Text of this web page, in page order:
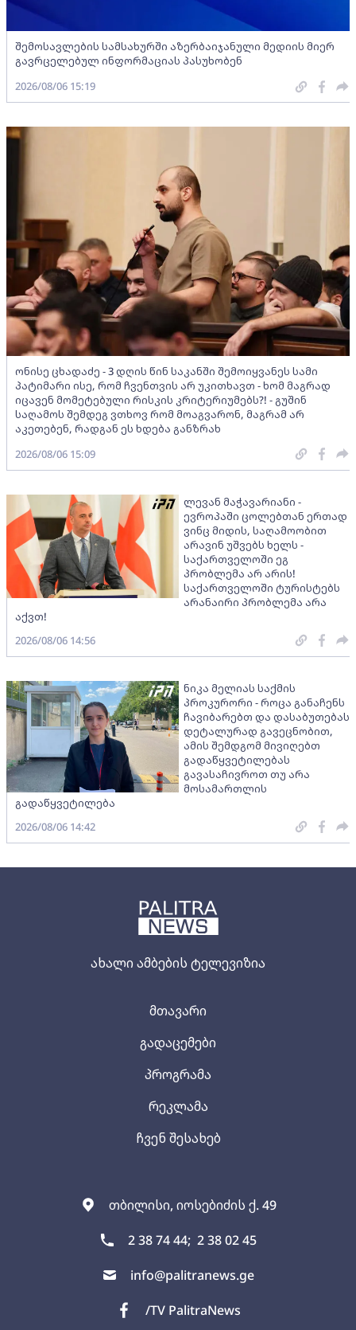
ახალი ამბების ტელევიზია
თბილისი, იოსებიძის ქ. 49
2 38 74 44; 2 38 02 45
info@palitranews.ge
/TV PalitraNews
მთავარი
გადაცემები
პროგრამა
რეკლამა
ჩვენ შესახებ
შემოსავლების სამსახურში აზერბაიჯანული მედიის მიერ
გავრცელებულ ინფორმაციას პასუხობენ
2026/08/06 15:19
ონისე ცხადაძე - 3 დღის წინ საკანში შემოიყვანეს სამი
პატიმარი ისე, რომ ჩვენთვის არ უკითხავთ - ხომ მაგრად
იცავენ მომეტებული რისკის კრიტერიუმებს?! - გუშინ
საღამოს შემდეგ ვთხოვ რომ მოაგვარონ, მაგრამ არ
აკეთებენ, რადგან ეს ხდება განზრახ
2026/08/06 15:09
ლევან მაჭავარიანი -
ევროპაში ცოლებთან ერთად
ვინც მიდის, საღამოობით
არავინ უშვებს ხელს -
საქართველოში ეგ
პრობლემა არ არის!
საქართველოში ტურისტებს
არანაირი პრობლემა არა
აქვთ!
2026/08/06 14:56
ნიკა მელიას საქმის
პროკურორი - როცა განაჩენს
ჩავიბარებთ და დასაბუთებას
დეტალურად გავეცნობით,
ამის შემდგომ მივიღებთ
გადაწყვეტილებას
გავასაჩივროთ თუ არა
მოსამართლის
გადაწყვეტილება
2026/08/06 14:42